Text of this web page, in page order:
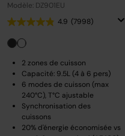
Modèle: DZ901EU
4.9 (7998)
2 zones de cuisson
Capacité: 9.5L (4 à 6 pers)
6 modes de cuisson (max
240°C), T°C ajustable
Synchronisation des
cuissons
20% d'énergie économisée vs